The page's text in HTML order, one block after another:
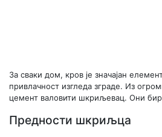
За сваки дом, кров је значајан
привлачност изгледа зграде. Из
цемент валовити шкриљевац. Они
Предности шкриљца